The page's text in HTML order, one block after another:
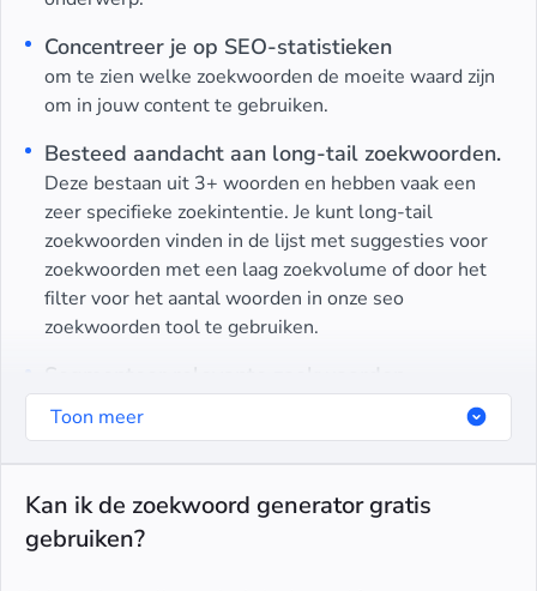
Concentreer je op SEO-statistieken
om te zien welke zoekwoorden de moeite waard zijn
om in jouw content te gebruiken.
Besteed aandacht aan long-tail zoekwoorden.
Deze bestaan uit 3+ woorden en hebben vaak een
zeer specifieke zoekintentie. Je kunt long-tail
zoekwoorden vinden in de lijst met suggesties voor
zoekwoorden met een laag zoekvolume of door het
filter voor het aantal woorden in onze seo
zoekwoorden tool te gebruiken.
om ze over je content te verdelen.
Toon meer
Kan ik de zoekwoord generator gratis
gebruiken?